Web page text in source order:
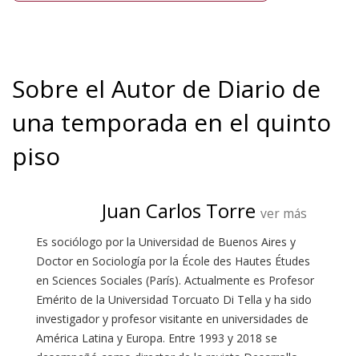
Sobre el Autor de Diario de
una temporada en el quinto
piso
Juan Carlos Torre ver más
Es sociólogo por la Universidad de Buenos Aires y
Doctor en Sociología por la École des Hautes Études
en Sciences Sociales (París). Actualmente es Profesor
Emérito de la Universidad Torcuato Di Tella y ha sido
investigador y profesor visitante en universidades de
América Latina y Europa. Entre 1993 y 2018 se